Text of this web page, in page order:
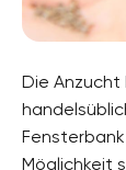
Die
Möglichkeit